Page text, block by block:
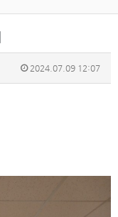
2024.07.09 12:07